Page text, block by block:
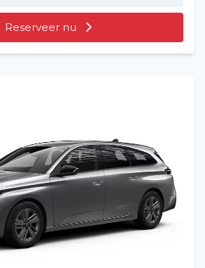
Reserveer nu